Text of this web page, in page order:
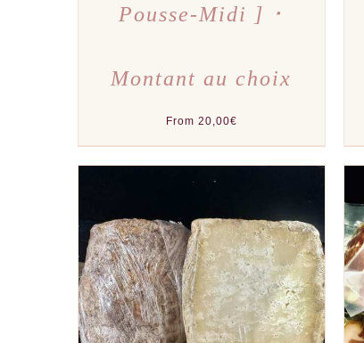
Pousse-Midi ] ･
Montant au choix
From 20,00€
AJOUTER AU PANIER / APERÇU